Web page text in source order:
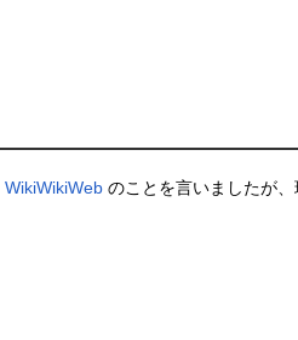
WikiWikiWebのことを言いましたが、